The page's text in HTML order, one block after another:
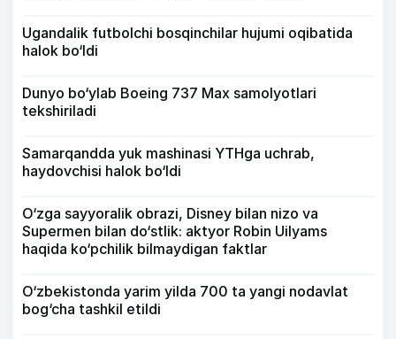
Ugandalik futbolchi bosqinchilar hujumi oqibatida
halok bo‘ldi
Dunyo bo‘ylab Boeing 737 Max samolyotlari
tekshiriladi
Samarqandda yuk mashinasi YTHga uchrab,
haydovchisi halok bo‘ldi
O‘zga sayyoralik obrazi, Disney bilan nizo va
Supermen bilan do‘stlik: aktyor Robin Uilyams
haqida ko‘pchilik bilmaydigan faktlar
O‘zbekistonda yarim yilda 700 ta yangi nodavlat
bog‘cha tashkil etildi